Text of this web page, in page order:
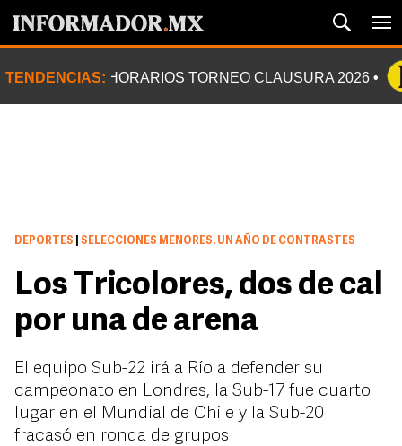
TENDENCIAS: HORARIOS TORNEO CLAUSURA 2026
DEPORTES SELECCIONES MENORES. UN AÑO DE CONTRASTES
Los Tricolores, dos de cal
por una de arena
El equipo Sub-22 irá a Río a defender su
campeonato en Londres, la Sub-17 fue cuarto
lugar en el Mundial de Chile y la Sub-20
fracasó en ronda de grupos